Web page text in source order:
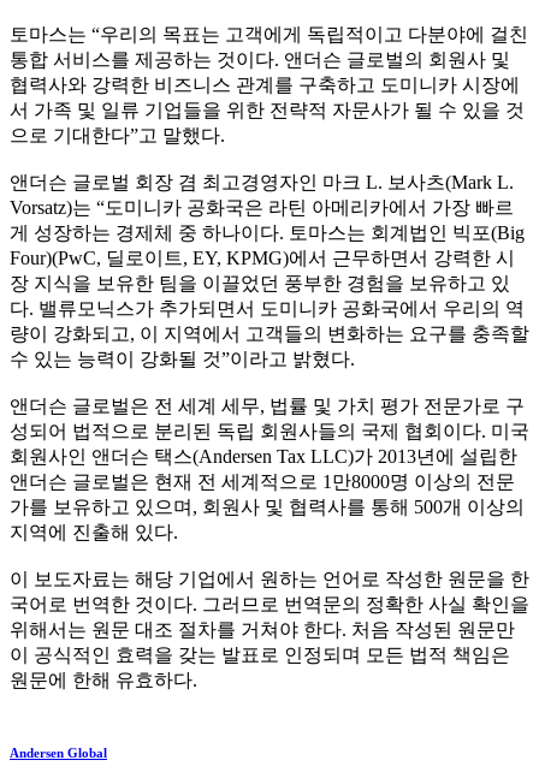
토마스는 “우리의 목표는 고객에게 독립적이고 다분야에 걸친
통합 서비스를 제공하는 것이다. 앤더슨 글로벌의 회원사 및
협력사와 강력한 비즈니스 관계를 구축하고 도미니카 시장에
서 가족 및 일류 기업들을 위한 전략적 자문사가 될 수 있을 것
으로 기대한다”고 말했다.
앤더슨 글로벌 회장 겸 최고경영자인 마크 L. 보사츠(Mark L.
Vorsatz)는 “도미니카 공화국은 라틴 아메리카에서 가장 빠르
게 성장하는 경제체 중 하나이다. 토마스는 회계법인 빅포(Big
Four)(PwC, 딜로이트, EY, KPMG)에서 근무하면서 강력한 시
장 지식을 보유한 팀을 이끌었던 풍부한 경험을 보유하고 있
다. 밸류모닉스가 추가되면서 도미니카 공화국에서 우리의 역
량이 강화되고, 이 지역에서 고객들의 변화하는 요구를 충족할
수 있는 능력이 강화될 것”이라고 밝혔다.
앤더슨 글로벌은 전 세계 세무, 법률 및 가치 평가 전문가로 구
성되어 법적으로 분리된 독립 회원사들의 국제 협회이다. 미국
회원사인 앤더슨 택스(Andersen Tax LLC)가 2013년에 설립한
앤더슨 글로벌은 현재 전 세계적으로 1만8000명 이상의 전문
가를 보유하고 있으며, 회원사 및 협력사를 통해 500개 이상의
지역에 진출해 있다.
이 보도자료는 해당 기업에서 원하는 언어로 작성한 원문을 한
국어로 번역한 것이다. 그러므로 번역문의 정확한 사실 확인을
위해서는 원문 대조 절차를 거쳐야 한다. 처음 작성된 원문만
이 공식적인 효력을 갖는 발표로 인정되며 모든 법적 책임은
원문에 한해 유효하다.
Andersen Global